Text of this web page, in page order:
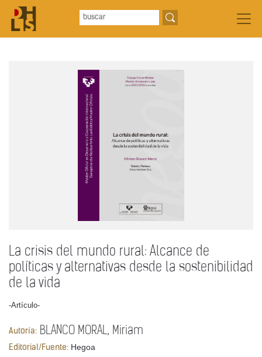
La crisis del mundo rural: Alcance de
políticas y alternativas desde la sostenibilidad
de la vida
-Artículo-
Autoría: BLANCO MORAL, Miriam
Editorial/Fuente: Hegoa